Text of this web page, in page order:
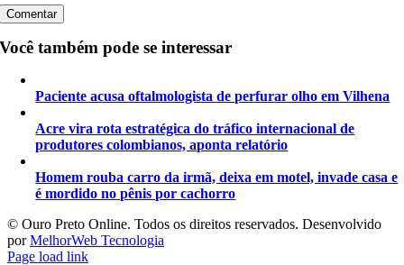
Você também pode se interessar
Paciente acusa oftalmologista de perfurar olho em Vilhena
Acre vira rota estratégica do tráfico internacional de
produtores colombianos, aponta relatório
Homem rouba carro da irmã, deixa em motel, invade casa e
é mordido no pênis por cachorro
©️ Ouro Preto Online. Todos os direitos reservados. Desenvolvido
porMelhorWeb Tecnologia
Page load link